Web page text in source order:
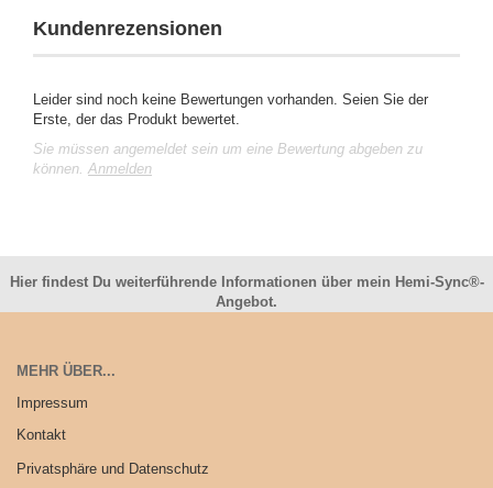
Kundenrezensionen
Leider sind noch keine Bewertungen vorhanden. Seien Sie der
Erste, der das Produkt bewertet.
Sie müssen angemeldet sein um eine Bewertung abgeben zu
können. Anmelden
Hier findest Du weiterführende Informationen über mein Hemi-Sync®-
Angebot.
MEHR ÜBER...
Impressum
Kontakt
Privatsphäre und Datenschutz